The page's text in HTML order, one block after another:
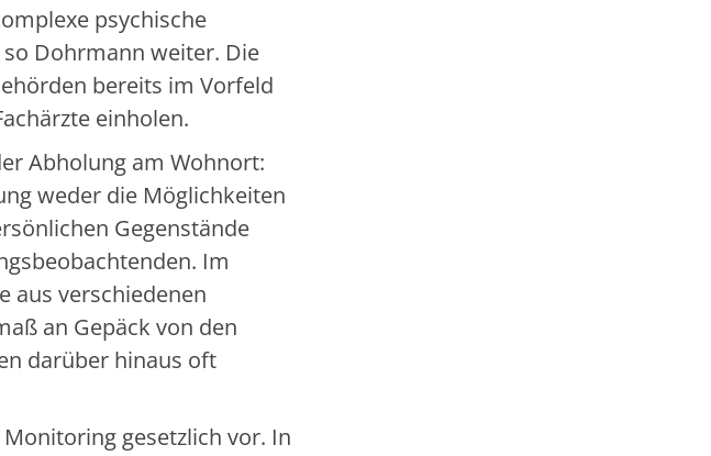
psychische
Dohrmann weiter. Die
bereits im Vorfeld
einholen.
Abholung am Wohnort:
weder die Möglichkeiten
Gegenstände
Im
aus verschiedenen
an Gepäck von den
darüber hinaus oft
gesetzlich vor. In